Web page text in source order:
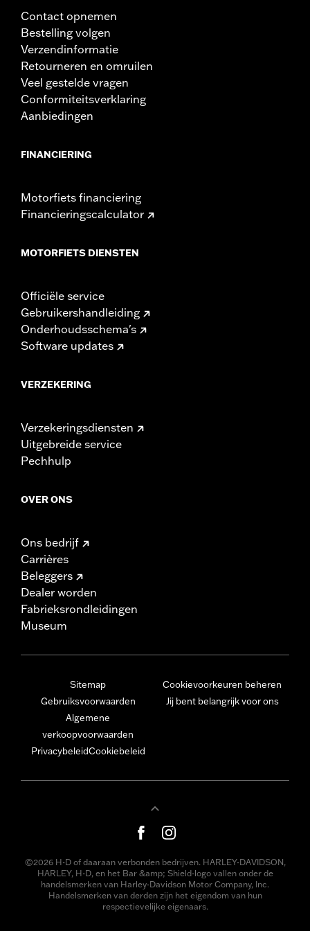
Contact opnemen
Bestelling volgen
Verzendinformatie
Retourneren en omruilen
Veel gestelde vragen
Conformiteitsverklaring
Aanbiedingen
FINANCIERING
Motorfiets financiering
Financieringscalculator
MOTORFIETS DIENSTEN
Officiële service
Gebruikershandleiding
Onderhoudsschema's
Software updates
VERZEKERING
Verzekeringsdiensten
Uitgebreide service
Pechhulp
OVER ONS
Ons bedrijf
Carrières
Beleggers
Dealer worden
Fabrieksrondleidingen
Museum
Sitemap
Gebruiksvoorwaarden
Algemene
verkoopvoorwaarden
PrivacybeleidCookiebeleid
Cookievoorkeuren beheren
Jij bent belangrijk voor ons
©2026 H-D of daaraan verbonden bedrijven. HARLEY-DAVIDSON,
HARLEY, H-D, en het Bar &amp; Shield-logo vallen onder de
handelsmerken van Harley-Davidson Motor Company, Inc.
Handelsmerken van derden zijn het eigendom van hun
respectievelijke eigenaars.